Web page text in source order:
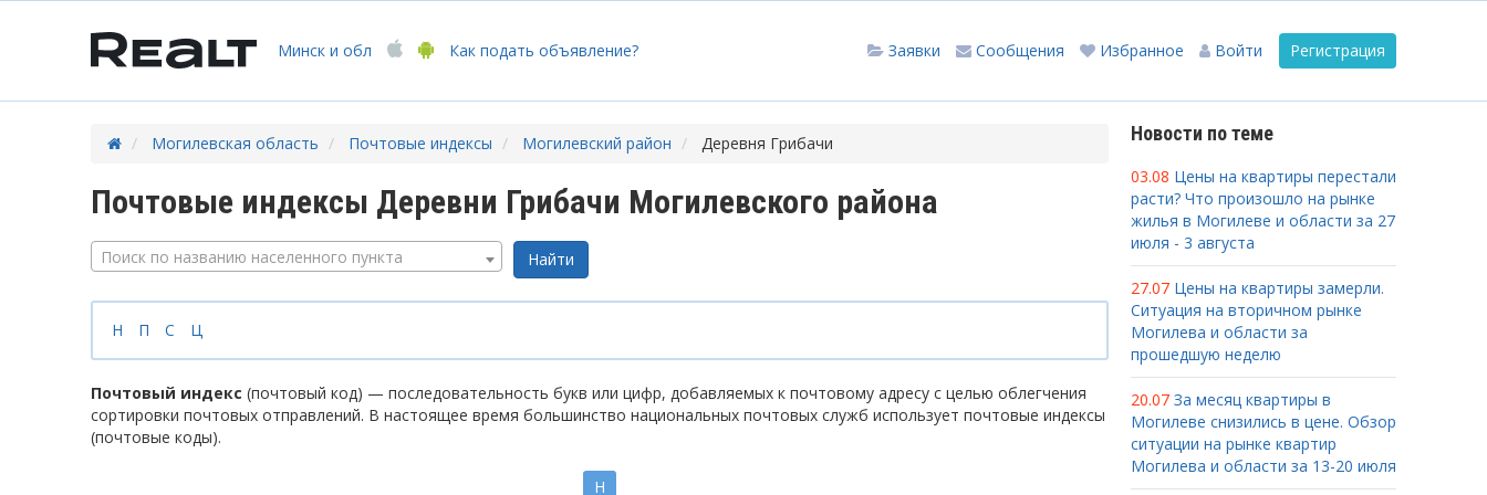
Минск и обл Как подать объявление? Регистрация
Войти
Избранное
Сообщения
Заявки
Могилевская область Почтовые индексы Могилевский район Деревня Грибачи
Почтовые индексы Деревни Грибачи Могилевского района
Поиск по названию населенного пункта
Н П С Ц
Почтовый индекс (почтовый код) — последовательность букв или цифр, добавляемых к почтовому адресу с целью облегчения
сортировки почтовых отправлений. В настоящее время большинство национальных почтовых служб использует почтовые индексы
(почтовые коды).
Н
Новости по теме
03.08 Цены на квартиры перестали
расти? Что произошло на рынке
жилья в Могилеве и области за 27
июля - 3 августа
27.07 Цены на квартиры замерли.
Ситуация на вторичном рынке
Могилева и области за
прошедшую неделю
20.07 За месяц квартиры в
Могилеве снизились в цене. Обзор
ситуации на рынке квартир
Могилева и области за 13-20 июля